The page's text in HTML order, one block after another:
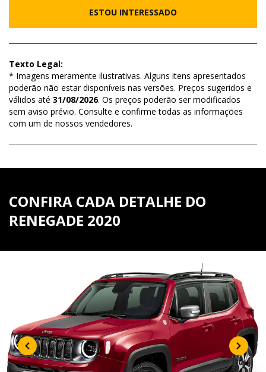
ESTOU INTERESSADO
Texto Legal:
* Imagens meramente ilustrativas. Alguns itens apresentados
poderão não estar disponíveis nas versões. Preços sugeridos e
válidos até 31/08/2026. Os preços poderão ser modificados
sem aviso prévio. Consulte e confirme todas as informações
com um de nossos vendedores.
CONFIRA CADA DETALHE DO
RENEGADE 2020